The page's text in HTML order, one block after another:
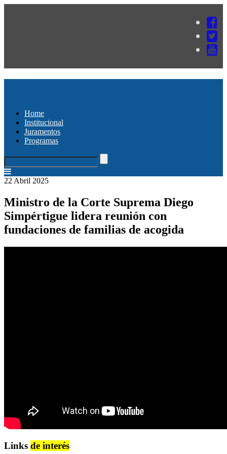
Home
Institucional
Juramentos
Programas
22 Abril 2025
Ministro de la Corte Suprema Diego
Simpértigue lidera reunión con
fundaciones de familias de acogida
Links de interés